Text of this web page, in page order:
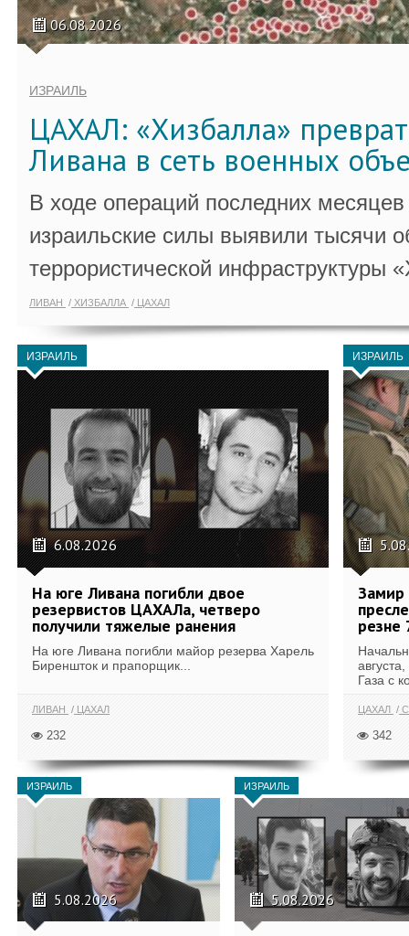
06.08.2026
ИЗРАИЛЬ
ЦАХАЛ: «Хизбалла»
Ливана в сеть военных
В ходе операций последних
израильские силы выявили тысячи
террористической инфраструктуры
ЛИВАН ХИЗБАЛЛА ЦАХАЛ
ИЗРАИЛЬ
6.08.2026
На юге Ливана погибли двое
резервистов ЦАХАЛа, четверо
получили тяжелые ранения
На юге Ливана погибли майор резерва Харель
Биреншток и прапорщик...
ЛИВАН ЦАХАЛ
232
ИЗРАИЛЬ
Замир
резне
Газа с
ЦАХАЛ
342
ИЗРАИЛЬ
5.08.2026
ИЗРАИЛЬ
5.08.2026